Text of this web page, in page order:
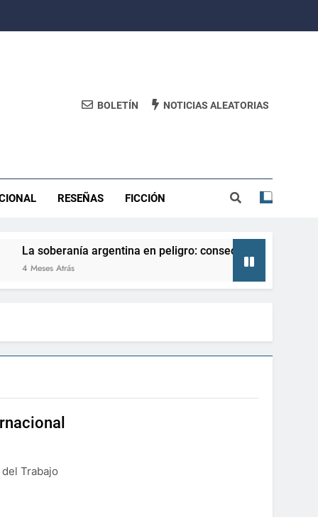
BOLETÍN NOTICIAS ALEATORIAS
RESEÑAS FICCIÓN
argentina en peligro: consecuencias de perderla y
Atrás
Trabajo